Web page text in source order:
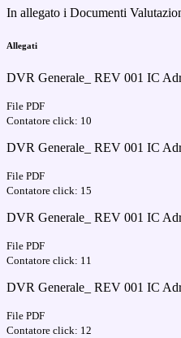
In allegato i Documenti
Allegati
DVR Generale_ REV 001 IC
File PDF
Contatore click: 10
DVR Generale_ REV 001 IC
File PDF
Contatore click: 15
DVR Generale_ REV 001 IC
File PDF
Contatore click: 11
DVR Generale_ REV 001 IC
File PDF
Contatore click: 12